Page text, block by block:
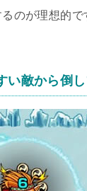
のが理想的で
い敵から倒